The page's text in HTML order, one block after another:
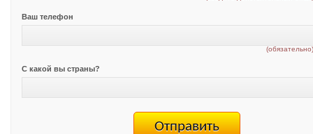
Ваш телефон
С какой вы страны?